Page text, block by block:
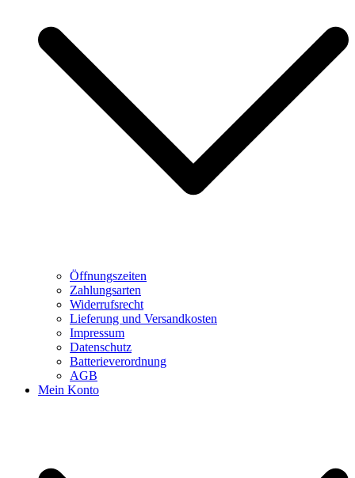
Öffnungszeiten
Zahlungsarten
Widerrufsrecht
Lieferung und Versandkosten
Impressum
Datenschutz
Batterieverordnung
AGB
Mein Konto